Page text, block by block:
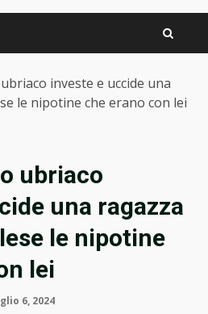
investe e uccide una
le nipotine che erano con lei
ubriaco
una ragazza
le nipotine
lei
6, 2024